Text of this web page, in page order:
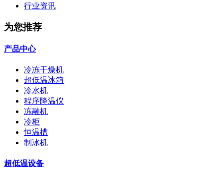
行业资讯
为您推荐
产品中心
冷冻干燥机
超低温冰箱
冷水机
程序降温仪
冻融机
冷柜
恒温槽
制冰机
超低温设备